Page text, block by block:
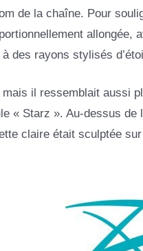
de la chaîne. Pour
des rayons stylisés
il ressemblait aussi
« Starz ». Au-dessus
claire était sculptée